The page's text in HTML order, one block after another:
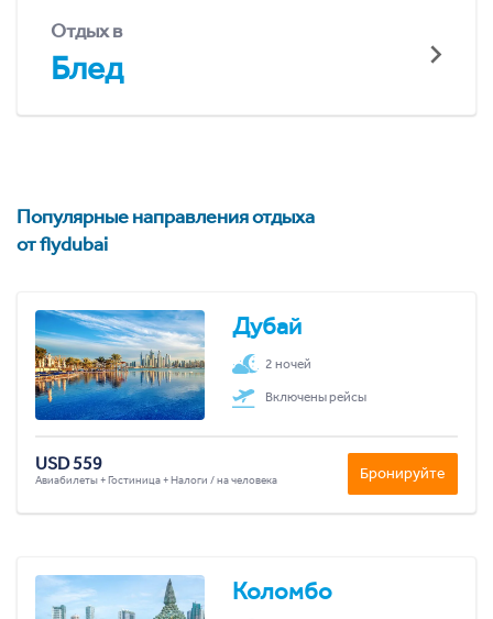
Отдых в
Блед
Популярные направления отдыха
от flydubai
Дубай
2 ночей
Включены рейсы
USD 559
Авиабилеты + Гостиница + Налоги / на человека Бронируйте
Коломбо